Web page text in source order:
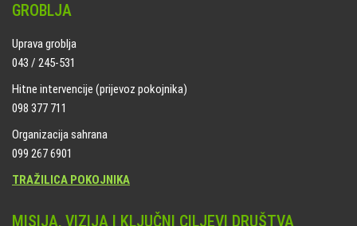
GROBLJA
Uprava groblja
043 / 245-531
Hitne intervencije (prijevoz pokojnika)
098 377 711
Organizacija sahrana
099 267 6901
TRAŽILICA POKOJNIKA
MISIJA, VIZIJA I KLJUČNI CILJEVI DRUŠTVA